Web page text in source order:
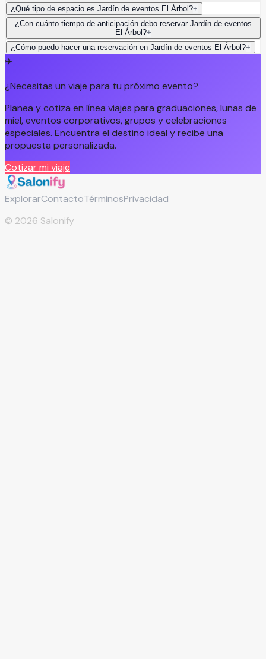
¿Qué tipo de espacio es Jardín de eventos El Árbol?+
¿Con cuánto tiempo de anticipación debo reservar Jardín de eventos
El Árbol?+
¿Cómo puedo hacer una reservación en Jardín de eventos El Árbol?+
✈️
¿Necesitas un viaje para tu próximo evento?
Planea y cotiza en línea viajes para graduaciones, lunas de
miel, eventos corporativos, grupos y celebraciones
especiales. Encuentra el destino ideal y recibe una
propuesta personalizada.
Cotizar mi viaje
ExplorarContactoTérminosPrivacidad
© 2026 Salonify